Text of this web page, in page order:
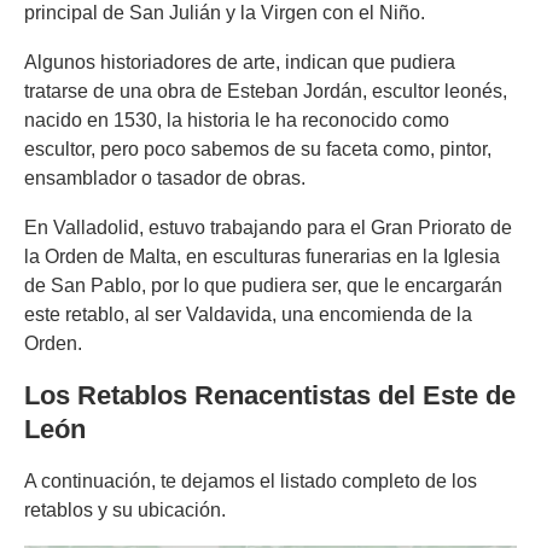
principal de San Julián y la Virgen con el Niño.
Algunos historiadores de arte, indican que pudiera
tratarse de una obra de Esteban Jordán, escultor leonés,
nacido en 1530, la historia le ha reconocido como
escultor, pero poco sabemos de su faceta como, pintor,
ensamblador o tasador de obras.
En Valladolid, estuvo trabajando para el Gran Priorato de
la Orden de Malta, en esculturas funerarias en la Iglesia
de San Pablo, por lo que pudiera ser, que le encargarán
este retablo, al ser Valdavida, una encomienda de la
Orden.
Los Retablos Renacentistas del Este de
León
A continuación, te dejamos el listado completo de los
retablos y su ubicación.